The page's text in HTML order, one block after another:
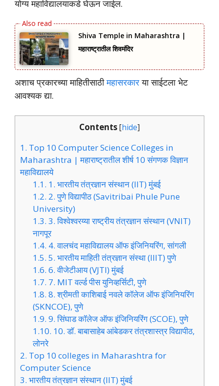
योग्य महाविद्यालयाकडे घेऊन जाईल.
Shiva Temple in Maharashtra |
महाराष्ट्रातील शिवमंदिर
अशाच प्रकारच्या माहितीसाठीमहासरकारया साईटला भेट
आवश्यक द्या.
Contents[hide]
1. Top 10 Computer Science Colleges in
Maharashtra | महाराष्ट्रातील शीर्ष 10 संगणक विज्ञान
महाविद्यालये
1.1. 1. भारतीय तंत्रज्ञान संस्थान (IIT) मुंबई
1.2. 2. पुणे विद्यापीठ (Savitribai Phule Pune
University)
1.3. 3. विश्वेश्वरय्या राष्ट्रीय तंत्रज्ञान संस्थान (VNIT)
नागपूर
1.4. 4. वालचंद महाविद्यालय ऑफ इंजिनियरिंग, सांगली
1.5. 5. भारतीय माहिती तंत्रज्ञान संस्था (IIIT) पुणे
1.6. 6. वीजेटीआय (VJTI) मुंबई
1.7. 7. MIT वर्ल्ड पीस युनिव्हर्सिटी, पुणे
1.8. 8. श्रीमती काशिबाई नवले कॉलेज ऑफ इंजिनियरिंग
(SKNCOE), पुणे
1.9. 9. सिंघाड कॉलेज ऑफ इंजिनियरिंग (SCOE), पुणे
1.10. 10. डॉ. बाबासाहेब आंबेडकर तंत्रशास्त्र विद्यापीठ,
लोनरे
2. Top 10 colleges in Maharashtra for
Computer Science
3. भारतीय तंत्रज्ञान संस्थान (IIT) मुंबई